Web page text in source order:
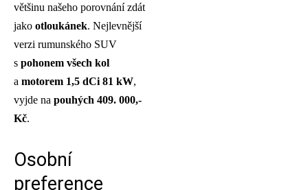
většinu našeho porovnání zdát
jako otloukánek. Nejlevnější
verzi rumunského SUV
s pohonem všech kol
a motorem 1,5 dCi 81 kW,
vyjde na pouhých 409. 000,-
Kč.
Osobní
preference